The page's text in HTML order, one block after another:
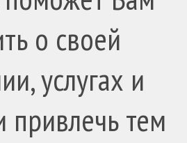
о своей
услугах и
привлечь тем